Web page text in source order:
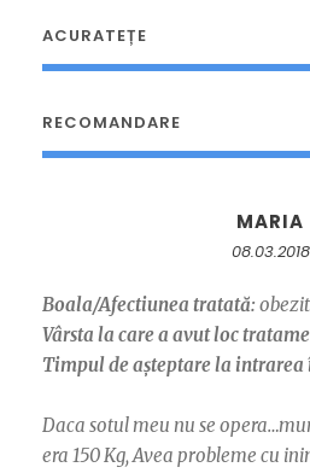
ACURATEȚE
RECOMANDARE
MARIA
08.03.2018
Boala/Afectiunea tratată:
Vârsta la care a avut loc
Timpul de așteptare la intrarea
Daca sotul meu nu se
era 150 Kg, Avea probleme cu